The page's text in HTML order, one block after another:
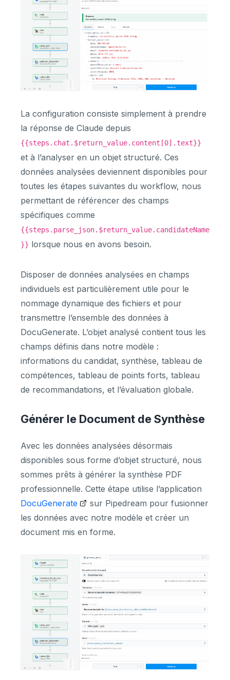
La configuration consiste simplement à prendre
la réponse de Claude depuis
{{steps.chat.$return_value.content[0].text}}
et à l’analyser en un objet structuré. Ces
données analysées deviennent disponibles pour
toutes les étapes suivantes du workflow, nous
permettant de référencer des champs
spécifiques comme
{{steps.parse_json.$return_value.candidateName
}} lorsque nous en avons besoin.
Disposer de données analysées en champs
individuels est particulièrement utile pour le
nommage dynamique des fichiers et pour
transmettre l’ensemble des données à
DocuGenerate. L’objet analysé contient tous les
champs définis dans notre modèle :
informations du candidat, synthèse, tableau de
compétences, tableau de points forts, tableau
de recommandations, et l’évaluation globale.
Générer le Document de Synthèse
Avec les données analysées désormais
disponibles sous forme d’objet structuré, nous
sommes prêts à générer la synthèse PDF
professionnelle. Cette étape utilise l’application
DocuGenerate
sur Pipedream pour fusionner
les données avec notre modèle et créer un
document mis en forme.